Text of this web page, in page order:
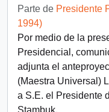
Parte de Presidente
1994)
Por medio de la
Presidencial,
adjunta el
(Maestra Universal)
a S.E. el Presidente
Stambuk.